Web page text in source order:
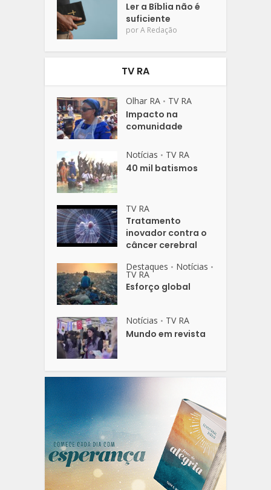
Ler a Bíblia não é
suficiente
porA Redação
TV RA
Olhar RA • TV RA
Impacto na
comunidade
Notícias • TV RA
40 mil batismos
TV RA
Tratamento
inovador contra o
câncer cerebral
Destaques • Notícias •
TV RA
Esforço global
Notícias • TV RA
Mundo em revista